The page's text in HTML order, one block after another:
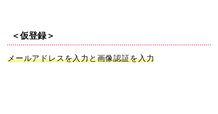
＜仮登録＞
メールアドレスを入力と画像認証を入力